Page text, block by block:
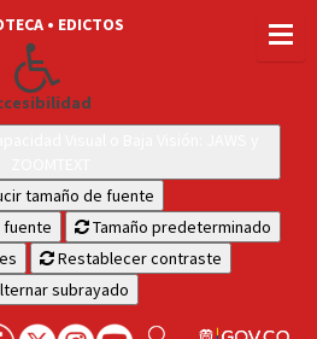
• EDICTOS
tamaño de fuente
fuente
Tamaño predeterminado
Restablecer contraste
subrayado